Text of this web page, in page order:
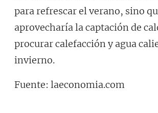
para refrescar el verano, sino
aprovecharía la captación de
procurar calefacción y agua
invierno.
Fuente: laeconomia.com